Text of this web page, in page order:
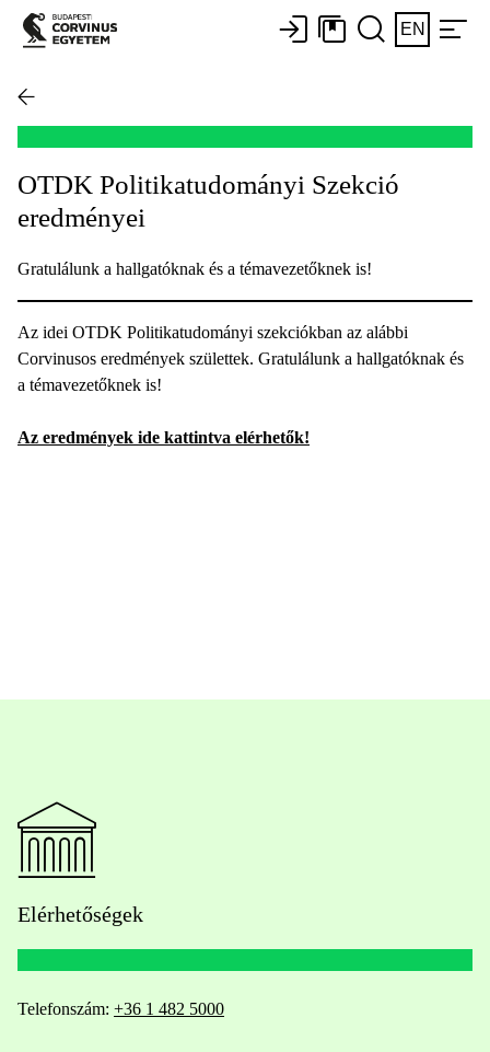
EN
OTDK Politikatudományi Szekció
eredményei
Gratulálunk a hallgatóknak és a témavezetőknek is!
Az idei OTDK Politikatudományi szekciókban az alábbi
Corvinusos eredmények születtek. Gratulálunk a hallgatóknak és
a témavezetőknek is!
Az eredmények ide kattintva elérhetők!
Elérhetőségek
Telefonszám: +36 1 482 5000